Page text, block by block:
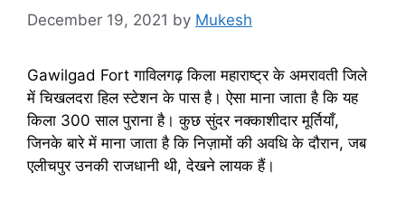
December 19, 2021 by Mukesh
Gawilgad Fort गाविलगढ़ किला महाराष्ट्र के अमरावती जिले
में चिखलदरा हिल स्टेशन के पास है। ऐसा माना जाता है कि यह
किला 300 साल पुराना है। कुछ सुंदर नक्काशीदार मूर्तियाँ,
जिनके बारे में माना जाता है कि निज़ामों की अवधि के दौरान, जब
एलीचपुर उनकी राजधानी थी, देखने लायक हैं।